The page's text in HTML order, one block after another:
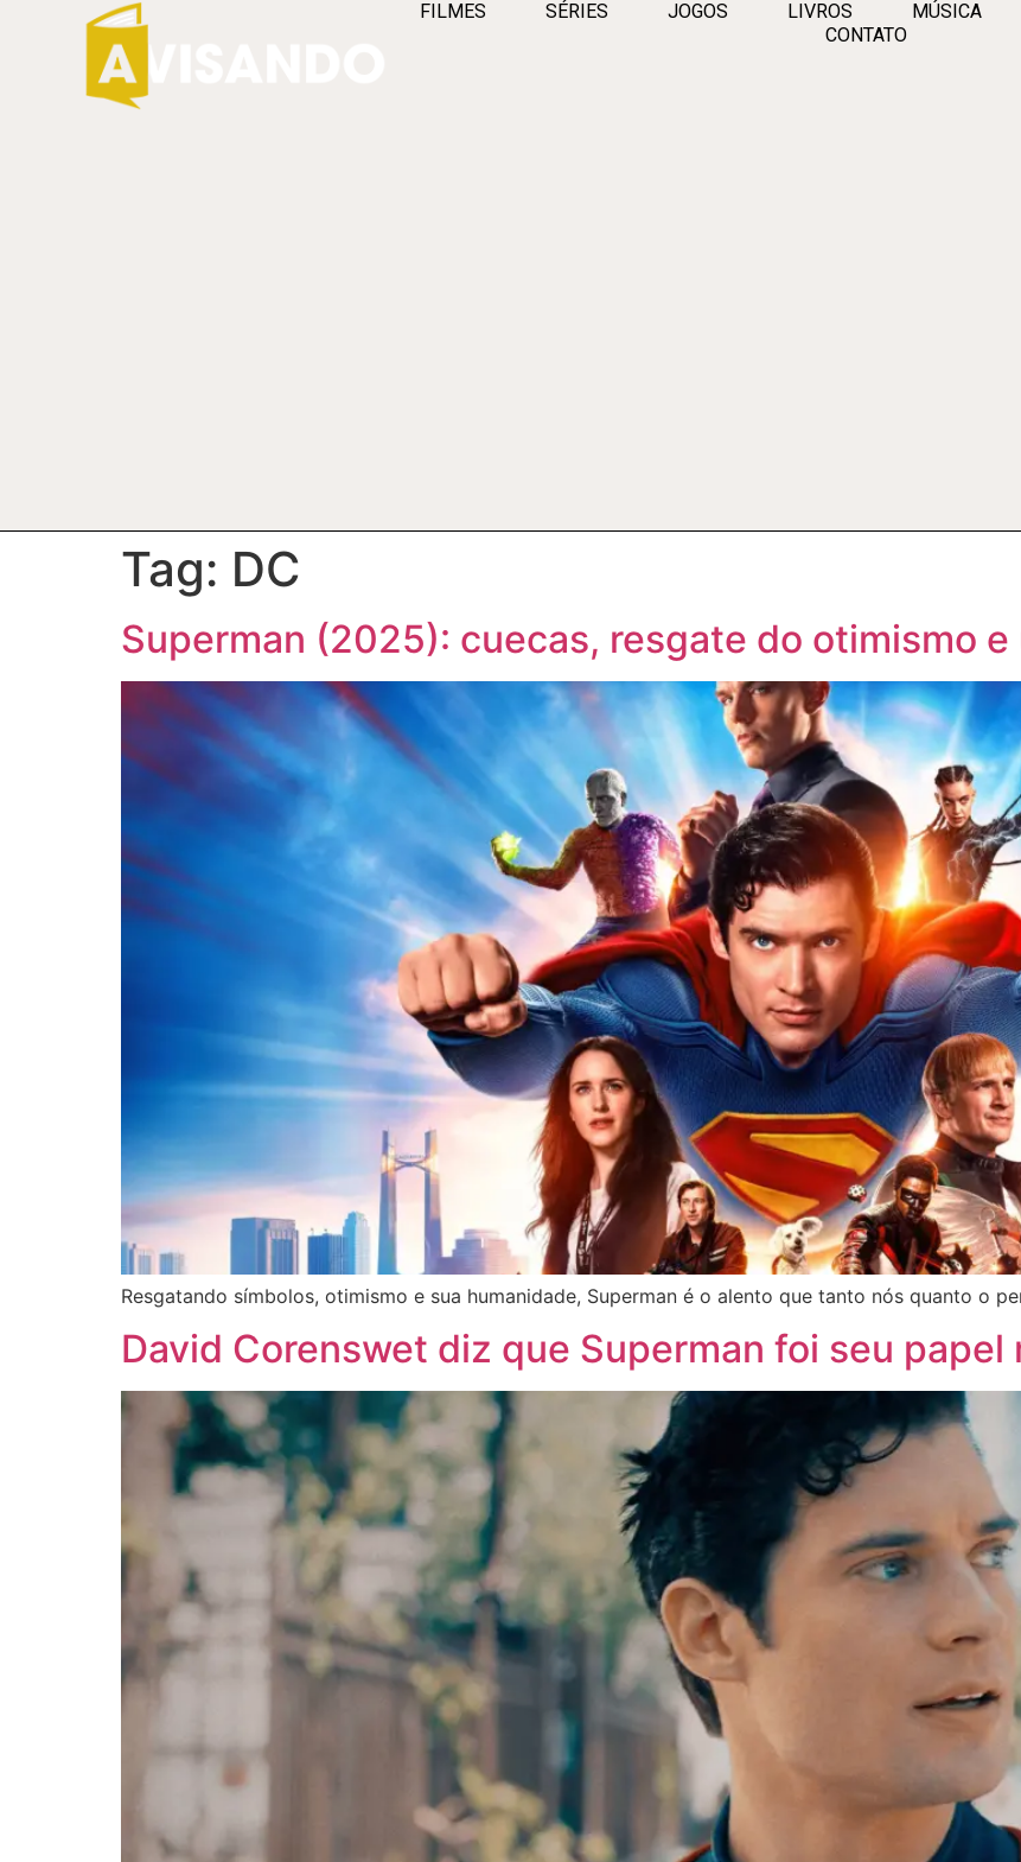
FILMES SÉRIES JOGOS LIVROS MÚSICA
CONTATO
Tag: DC
Superman (2025): cuecas, resgate do otimismo
Resgatando símbolos, otimismo e sua humanidade, Superman é o alento que tanto nós quanto o
David Corenswet diz que Superman foi seu